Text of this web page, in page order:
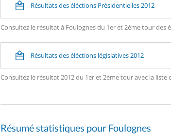
Résultats des éléctions Présidentielles 2012
Consultez le résultat à Foulognes du 1er et 2ème tour des
Résultats des éléctions législatives 2012
Consultez le résultat 2012 du 1er et 2ème tour avec la
Résumé statistiques pour Foulognes